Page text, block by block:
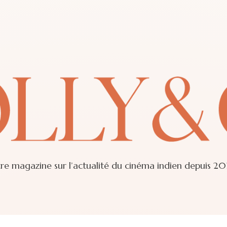
magazine sur l’actualité du cinéma indien depuis